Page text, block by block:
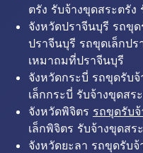
ตรัง รับจ้างขุดสระตรัง
จังหวัดปราจีนบุรี รถขุ
ปราจีนบุรี รถขุดเล็กป
เหมาถมที่ปราจีนบุรี
จังหวัดกระบี่ รถขุดรับ
เล็กกระบี่ รับจ้างขุดส
จังหวัดพิจิตร รถขุดรับ
เล็กพิจิตร รับจ้างขุดส
จังหวัดยะลา รถขุดรับ